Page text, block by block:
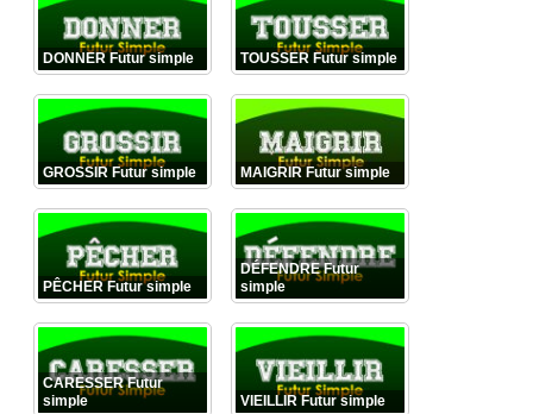
DONNER Futur simple TOUSSER Futur simple
GROSSIR Futur simple MAIGRIR Futur simple
PÊCHER Futur simple
DÉFENDRE Futur
simple
CARESSER Futur
simple
VIEILLIR Futur simple